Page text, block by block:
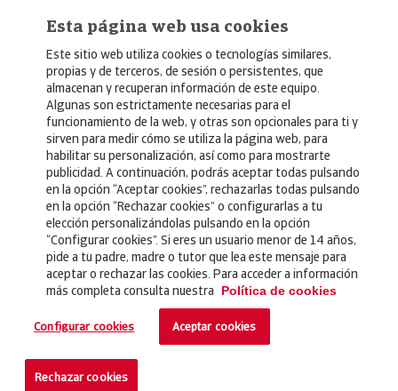
© Copyright 2026, Crédito y Caución
Aviso Legal
Política de Privacidad
RGPD
Política de Cookies
Seguros
Noticias
Esta página web usa cookies
Este sitio web utiliza cookies o tecnologías similares,
propias y de terceros, de sesión o persistentes, que
almacenan y recuperan información de este equipo.
Algunas son estrictamente necesarias para el
funcionamiento de la web, y otras son opcionales para ti y
sirven para medir cómo se utiliza la página web, para
habilitar su personalización, así como para mostrarte
publicidad. A continuación, podrás aceptar todas pulsando
en la opción “Aceptar cookies”, rechazarlas todas pulsando
en la opción “Rechazar cookies” o configurarlas a tu
elección personalizándolas pulsando en la opción
“Configurar cookies”. Si eres un usuario menor de 14 años,
pide a tu padre, madre o tutor que lea este mensaje para
aceptar o rechazar las cookies. Para acceder a información
más completa consulta nuestra
Política de cookies
Configurar cookies Aceptar cookies
Rechazar cookies